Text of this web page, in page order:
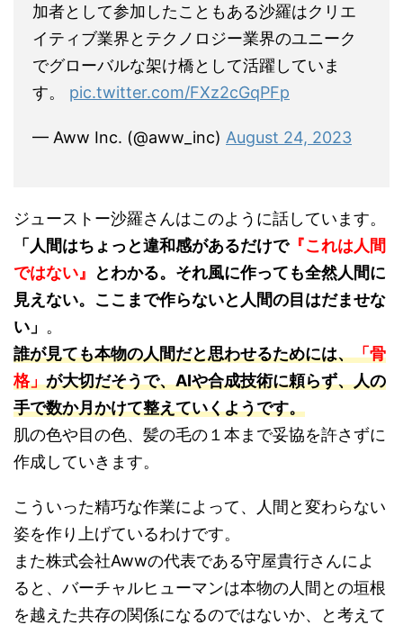
加者として参加したこともある沙羅はクリエ
イティブ業界とテクノロジー業界のユニーク
でグローバルな架け橋として活躍していま
す。 pic.twitter.com/FXz2cGqPFp
— Aww Inc. (@aww_inc) August 24, 2023
ジューストー沙羅さんはこのように話しています。
「人間はちょっと違和感があるだけで『これは人間
ではない』
とわかる。それ風に作っても全然人間に
見えない。ここまで作らないと人間の目はだませな
い」 。
誰が見ても本物の人間だと思わせるためには、「骨
格」が大切だそうで、AIや合成技術に頼らず、人の
手で数か月かけて整えていくようです。
肌の色や目の色、髪の毛の１本まで妥協を許さずに
作成していきます。
こういった精巧な作業によって、人間と変わらない
姿を作り上げているわけです。
また株式会社Awwの代表である守屋貴行さんによ
ると、バーチャルヒューマンは本物の人間との垣根
を越えた共存の関係になるのではないか、と考えて